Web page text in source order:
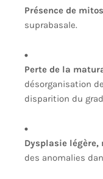
Présence de
suprabasale.
Perte de la
désorganisation
disparition du
Dysplasie légère,
des anomalies